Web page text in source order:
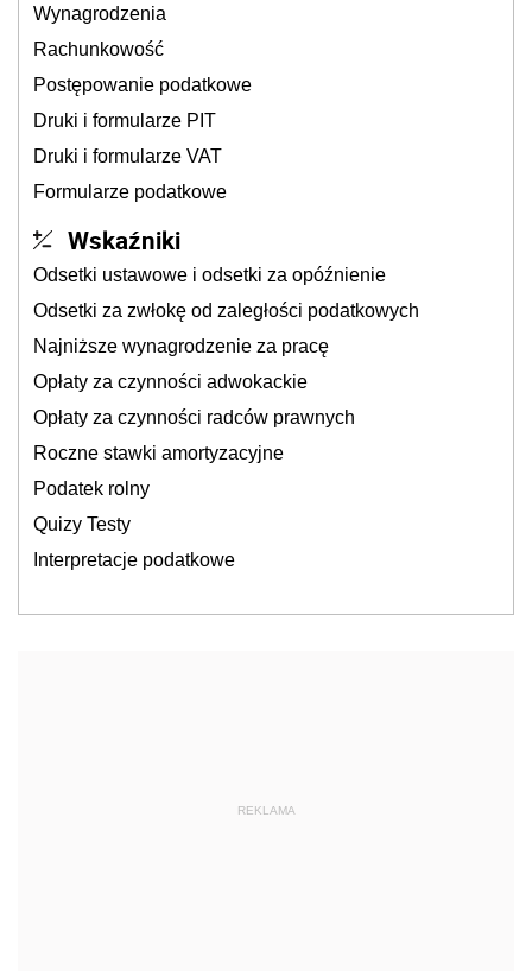
Wynagrodzenia
Rachunkowość
Postępowanie podatkowe
Druki i formularze PIT
Druki i formularze VAT
Formularze podatkowe
Wskaźniki
Odsetki ustawowe i odsetki za opóźnienie
Odsetki za zwłokę od zaległości podatkowych
Najniższe wynagrodzenie za pracę
Opłaty za czynności adwokackie
Opłaty za czynności radców prawnych
Roczne stawki amortyzacyjne
Podatek rolny
Quizy Testy
Interpretacje podatkowe
REKLAMA